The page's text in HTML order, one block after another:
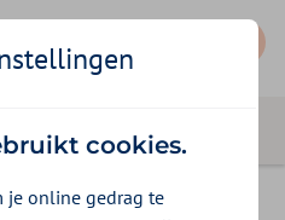
cookies.
je online gedrag te